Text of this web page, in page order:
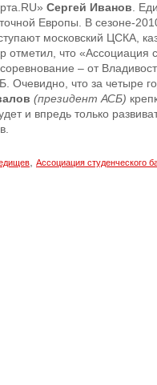
Сергей Иванов .
Европы. В сезоне-
московский ЦСКА,
что «Ассоциация
– от
Очевидно, что за четыре
(президент АСБ)
и впредь только
Ассоциация студенческого